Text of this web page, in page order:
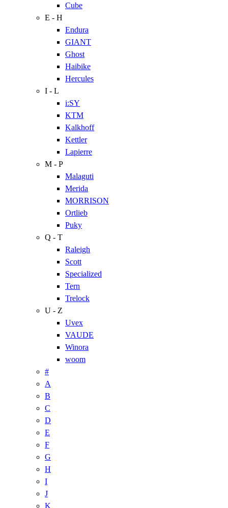
Cube
E - H
Endura
GIANT
Ghost
Haibike
Hercules
I - L
i:SY
KTM
Kalkhoff
Kettler
Lapierre
M - P
Malaguti
Merida
MORRISON
Ortlieb
Puky
Q - T
Raleigh
Scott
Specialized
Tern
Trelock
U - Z
Uvex
VAUDE
Winora
woom
#
A
B
C
D
E
F
G
H
I
J
K